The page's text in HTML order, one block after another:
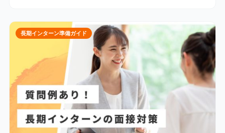
長期インターン準備ガイド